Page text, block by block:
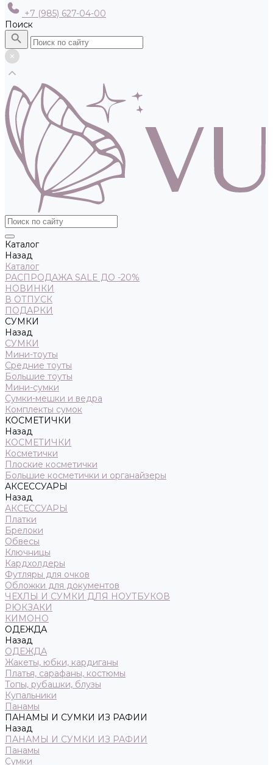
+7 (985) 627-04-00
Поиск
Каталог
Назад
Каталог
РАСПРОДАЖА SALE ДО -20%
НОВИНКИ
В ОТПУСК
ПОДАРКИ
СУМКИ
Назад
СУМКИ
Мини-тоуты
Средние тоуты
Большие тоуты
Мини-сумки
Сумки-мешки и ведра
Комплекты сумок
КОСМЕТИЧКИ
Назад
КОСМЕТИЧКИ
Косметички
Плоские косметички
Большие косметички и органайзеры
АКСЕССУАРЫ
Назад
АКСЕССУАРЫ
Платки
Брелоки
Обвесы
Ключницы
Кардхолдеры
Футляры для очков
Обложки для документов
ЧЕХЛЫ И СУМКИ ДЛЯ НОУТБУКОВ
РЮКЗАКИ
КИМОНО
ОДЕЖДА
Назад
ОДЕЖДА
Жакеты, юбки, кардиганы
Платья, сарафаны, костюмы
Топы, рубашки, блузы
Купальники
Панамы
ПАНАМЫ И СУМКИ ИЗ РАФИИ
Назад
ПАНАМЫ И СУМКИ ИЗ РАФИИ
Панамы
Сумки